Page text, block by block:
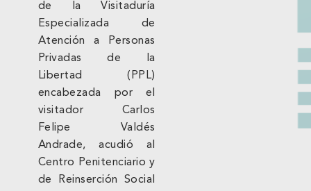
de la Visitaduría
Especializada de
Atención a Personas
Privadas de la
Libertad (PPL)
encabezada por el
visitador Carlos
Felipe Valdés
Andrade, acudió al
Centro Penitenciario y
de Reinserción Social